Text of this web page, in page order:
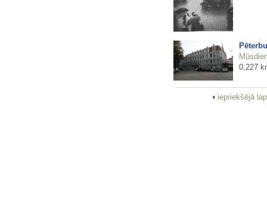
0,227
iepriekšējā